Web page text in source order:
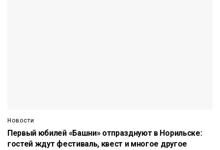
Новости
Первый юбилей «Башни» отпразднуют в Норильске:
гостей ждут фестиваль, квест и многое другое